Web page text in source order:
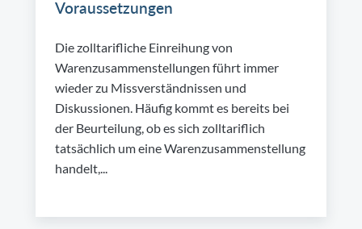
Voraussetzungen
Die zolltarifliche Einreihung von
Warenzusammenstellungen führt immer
wieder zu Missverständnissen und
Diskussionen. Häufig kommt es bereits bei
der Beurteilung, ob es sich zolltariflich
tatsächlich um eine Warenzusammenstellung
handelt,...